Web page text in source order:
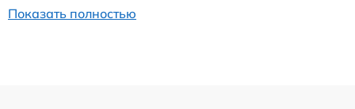
Показать полностью